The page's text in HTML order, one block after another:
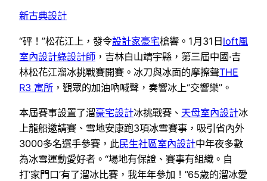
新古典設計
“砰！”松花江上，發令設計家豪宅槍響。1月31日loft風
室內設計綠設計師 ，吉林白山靖宇縣，第三屆中國·吉
林松花江溜冰挑戰賽開賽。冰刀與冰面的摩擦聲THE
R3 寓所 ，觀眾的加油吶喊聲，奏響冰上“交響樂”。
本屆賽事設置了溜豪宅設計冰挑戰賽、 天母室內設計冰
上龍船邀請賽、雪地安康跑3項冰雪賽事，吸引省內外
3000多名選手參賽，此民生社區室內設計中年夜多數
為冰雪運動愛好者。“場地有保證、賽事有組織。自
打‘家門口’有了溜冰比賽，我年年參加！”65歲的溜冰愛